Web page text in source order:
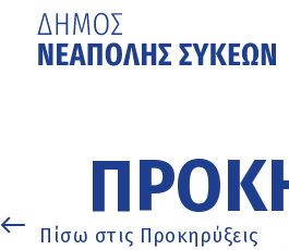
περιεχόμενο
Πίσω στις Προκηρύξεις